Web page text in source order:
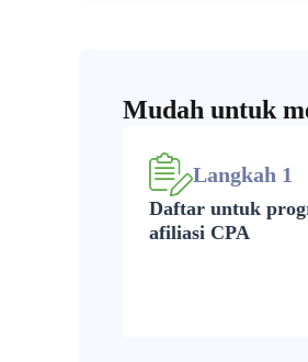
Mudah untuk
Langkah 1
Daftar untuk
afiliasi CPA